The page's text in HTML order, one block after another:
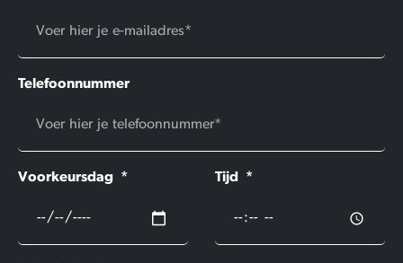
Telefoonnummer
Voorkeursdag Tijd